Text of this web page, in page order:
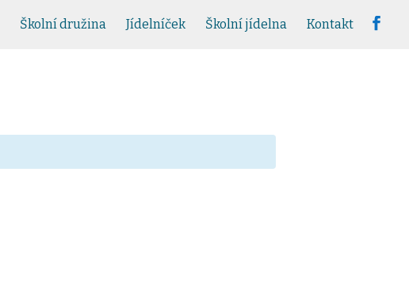
Školní družina Jídelníček Školní jídelna Kontakt